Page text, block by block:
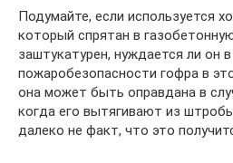
Подумайте, если используется
который спрятан в
заштукатурен, нуждается ли он
пожаробезопасности гофра в
она может быть оправдана в
когда его вытягивают из
далеко не факт, что это